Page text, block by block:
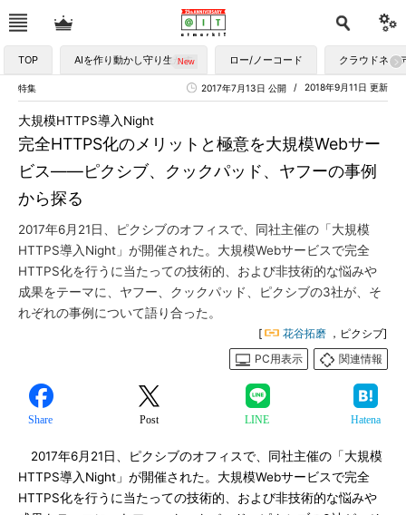
TOP AIを作り動かし守り生かす ロー/ノーコード クラウドネイ
特集 2018年9月11日 更新
2017年7月13日 公開
完全HTTPS化のメリットと極意を大規模Webサー
ビス――ピクシブ、クックパッド、ヤフーの事例
から探る
大規模HTTPS導入Night
2017年6月21日、ピクシブのオフィスで、同社主催の「大規模
HTTPS導入Night」が開催された。大規模Webサービスで完全
HTTPS化を行うに当たっての技術的、および非技術的な悩みや
成果をテーマに、ヤフー、クックパッド、ピクシブの3社が、そ
れぞれの事例について語り合った。
[ 花谷拓磨 ，ピクシブ]
PC用表示
関連情報
Share Post LINE Hatena
2017年6月21日、ピクシブのオフィスで、同社主催の「大規模
HTTPS導入Night」が開催された。大規模Webサービスで完全
HTTPS化を行うに当たっての技術的、および非技術的な悩みや